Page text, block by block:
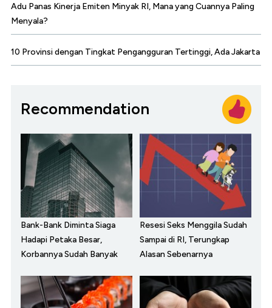
Adu Panas Kinerja Emiten Minyak RI, Mana yang Cuannya Paling
Menyala?
10 Provinsi dengan Tingkat Pengangguran Tertinggi, Ada Jakarta
Recommendation
Bank-Bank Diminta Siaga
Hadapi Petaka Besar,
Korbannya Sudah Banyak
Resesi Seks Menggila Sudah
Sampai di RI, Terungkap
Alasan Sebenarnya